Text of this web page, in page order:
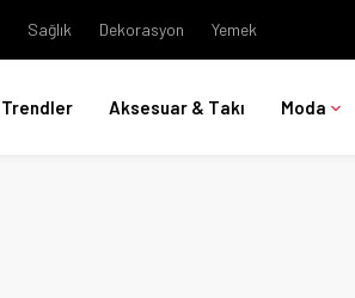
Sağlık Dekorasyon Yemek
Trendler Aksesuar & Takı Moda